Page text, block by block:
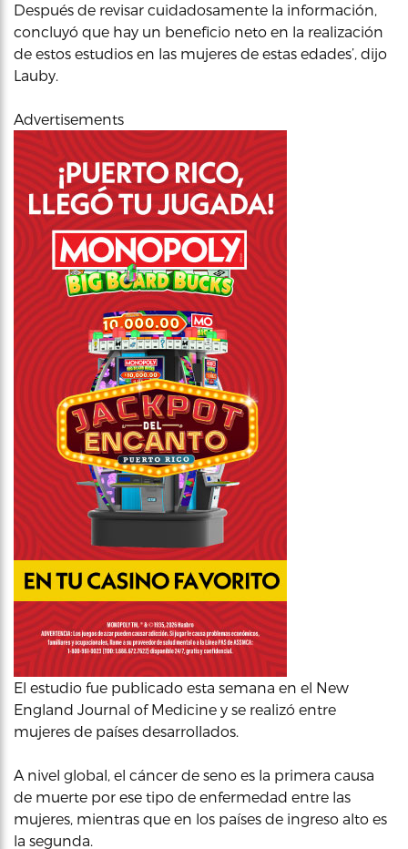
Después de revisar cuidadosamente la información,
concluyó que hay un beneficio neto en la realización
de estos estudios en las mujeres de estas edades’, dijo
Lauby.
Advertisements
El estudio fue publicado esta semana en el New
England Journal of Medicine y se realizó entre
mujeres de países desarrollados.
A nivel global, el cáncer de seno es la primera causa
de muerte por ese tipo de enfermedad entre las
mujeres, mientras que en los países de ingreso alto es
la segunda.